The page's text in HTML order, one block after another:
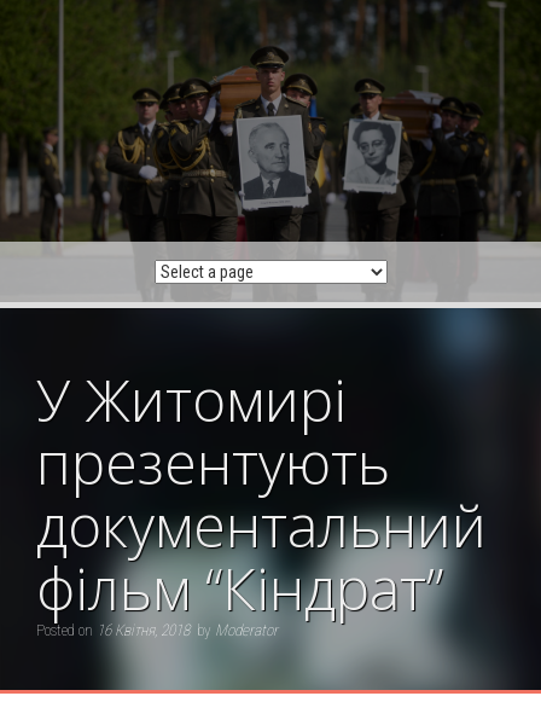
У Житомирі
презентують
документальний
фільм “Кіндрат”
Posted on 16 Квітня, 2018 by Moderator